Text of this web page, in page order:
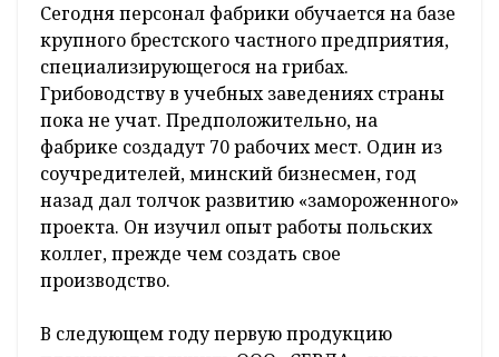
Сегодня персонал фабрики обучается на базе
крупного брестского частного предприятия,
специализирующегося на грибах.
Грибоводству в учебных заведениях страны
пока не учат. Предположительно, на
фабрике создадут 70 рабочих мест. Один из
соучредителей, минский бизнесмен, год
назад дал толчок развитию «замороженного»
проекта. Он изучил опыт работы польских
коллег, прежде чем создать свое
производство.
В следующем году первую продукцию